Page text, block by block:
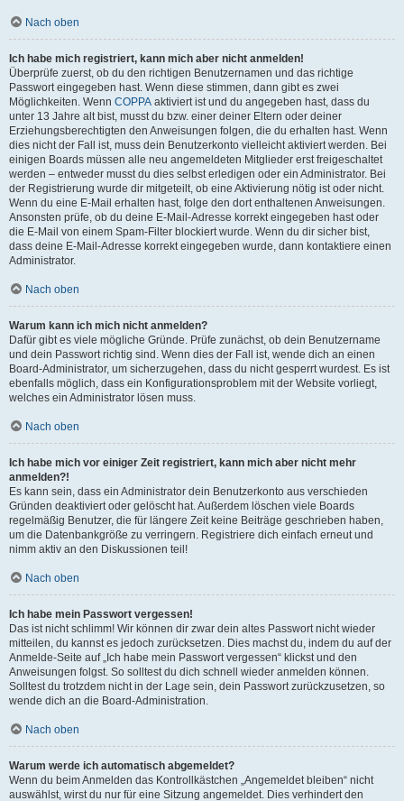
Nach oben
Ich habe mich registriert, kann mich aber nicht anmelden!
Überprüfe zuerst, ob du den richtigen Benutzernamen und das richtige
Passwort eingegeben hast. Wenn diese stimmen, dann gibt es zwei
Möglichkeiten. Wenn COPPA aktiviert ist und du angegeben hast, dass du
unter 13 Jahre alt bist, musst du bzw. einer deiner Eltern oder deiner
Erziehungsberechtigten den Anweisungen folgen, die du erhalten hast. Wenn
dies nicht der Fall ist, muss dein Benutzerkonto vielleicht aktiviert werden. Bei
einigen Boards müssen alle neu angemeldeten Mitglieder erst freigeschaltet
werden – entweder musst du dies selbst erledigen oder ein Administrator. Bei
der Registrierung wurde dir mitgeteilt, ob eine Aktivierung nötig ist oder nicht.
Wenn du eine E-Mail erhalten hast, folge den dort enthaltenen Anweisungen.
Ansonsten prüfe, ob du deine E-Mail-Adresse korrekt eingegeben hast oder
die E-Mail von einem Spam-Filter blockiert wurde. Wenn du dir sicher bist,
dass deine E-Mail-Adresse korrekt eingegeben wurde, dann kontaktiere einen
Administrator.
Nach oben
Warum kann ich mich nicht anmelden?
Dafür gibt es viele mögliche Gründe. Prüfe zunächst, ob dein Benutzername
und dein Passwort richtig sind. Wenn dies der Fall ist, wende dich an einen
Board-Administrator, um sicherzugehen, dass du nicht gesperrt wurdest. Es ist
ebenfalls möglich, dass ein Konfigurationsproblem mit der Website vorliegt,
welches ein Administrator lösen muss.
Nach oben
Ich habe mich vor einiger Zeit registriert, kann mich aber nicht mehr
anmelden?!
Es kann sein, dass ein Administrator dein Benutzerkonto aus verschieden
Gründen deaktiviert oder gelöscht hat. Außerdem löschen viele Boards
regelmäßig Benutzer, die für längere Zeit keine Beiträge geschrieben haben,
um die Datenbankgröße zu verringern. Registriere dich einfach erneut und
nimm aktiv an den Diskussionen teil!
Nach oben
Ich habe mein Passwort vergessen!
Das ist nicht schlimm! Wir können dir zwar dein altes Passwort nicht wieder
mitteilen, du kannst es jedoch zurücksetzen. Dies machst du, indem du auf der
Anmelde-Seite auf „Ich habe mein Passwort vergessen“ klickst und den
Anweisungen folgst. So solltest du dich schnell wieder anmelden können.
Solltest du trotzdem nicht in der Lage sein, dein Passwort zurückzusetzen, so
wende dich an die Board-Administration.
Nach oben
Warum werde ich automatisch abgemeldet?
Wenn du beim Anmelden das Kontrollkästchen „Angemeldet bleiben“ nicht
auswählst, wirst du nur für eine Sitzung angemeldet. Dies verhindert den